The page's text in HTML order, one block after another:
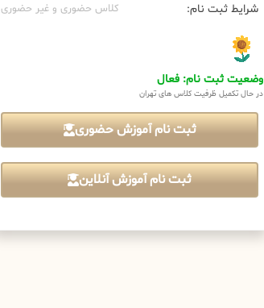
شرایط ثبت نام: کلاس حضوری و غیر حضوری
وضعیت ثبت نام: فعال
در حال تکمیل ظرفیت کلاس های تهران
ثبت نام آموزش حضوری
ثبت نام آموزش آنلاین